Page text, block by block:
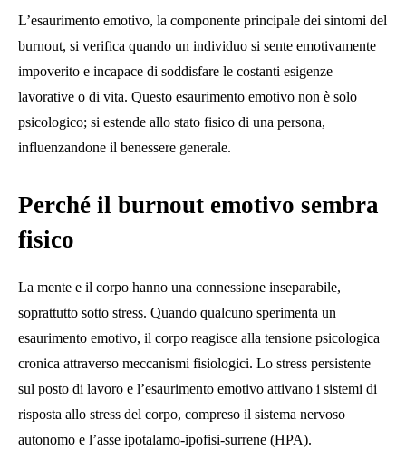
L’esaurimento emotivo, la componente principale dei sintomi del
burnout, si verifica quando un individuo si sente emotivamente
impoverito e incapace di soddisfare le costanti esigenze
lavorative o di vita. Questo esaurimento emotivo non è solo
psicologico; si estende allo stato fisico di una persona,
influenzandone il benessere generale.
Perché il burnout emotivo sembra
fisico
La mente e il corpo hanno una connessione inseparabile,
soprattutto sotto stress. Quando qualcuno sperimenta un
esaurimento emotivo, il corpo reagisce alla tensione psicologica
cronica attraverso meccanismi fisiologici. Lo stress persistente
sul posto di lavoro e l’esaurimento emotivo attivano i sistemi di
risposta allo stress del corpo, compreso il sistema nervoso
autonomo e l’asse ipotalamo-ipofisi-surrene (HPA).